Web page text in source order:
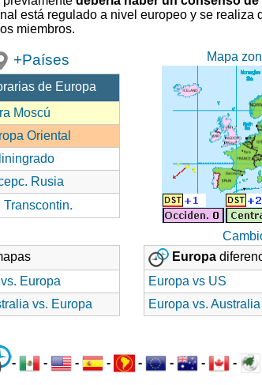
está regulado a nivel europeo y se realiza
miembros.
+Países
de Europa
Moscú
Oriental
Rusia
Transcontin.
Mapa
Europa
vs. Europa
Europa
Europa vs US
Europa vs. Australia
- - - - - - - -